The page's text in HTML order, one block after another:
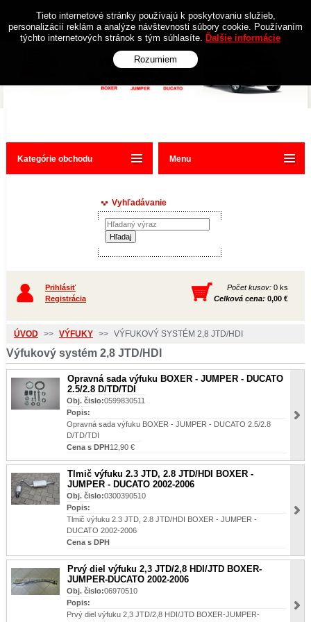
Kategórie obchodu
Vyhľadávanie
Prihlásiť
Registrácia
Počet kusov: 0 ks
Celková cena: 0,00 €
ÚVOD >> VÝFUKY >> VÝFUKOVÝ SYSTÉM 2,8 JTD/HDI
Výfukový systém 2,8 JTD/HDI
Opravná sada výfuku BOXER - JUMPER - DUCATO
2.5/2.8 D/TD/TDI
Obj. čislo:0599830511
Popis:
Opravná sada výfuku BOXER - JUMPER - DUCATO 2.5/2.8
D/TD/TDI
Cena s DPH12,90 €
Tlmič výfuku 2.3 JTD, 2.8 JTD/HDI BOXER -
JUMPER - DUCATO 2002-2006
Obj. čislo:0300390510
Popis:
Tlmič výfuku 2.3 JTD, 2.8 JTD/HDI BOXER - JUMPER -
DUCATO 2002-2006
Cena s DPH
Prvý diel výfuku 2,3 JTD/2,8 HDI/JTD BOXER-
JUMPER-DUCATO 2002-2006
Obj. čislo:06970510
Popis:
Prvý diel výfuku 2,3 JTD/2,8 HDI/JTD BOXER-JUMPER-
Menu
Tieto internetové stránky používajú k poskytovaniu služieb,
personalizácií reklám a analýze návštevnosti súbory cookie. Používaním
týchto internetových stránok s tým súhlasíte. Ďalšie informácie
Rozumiem